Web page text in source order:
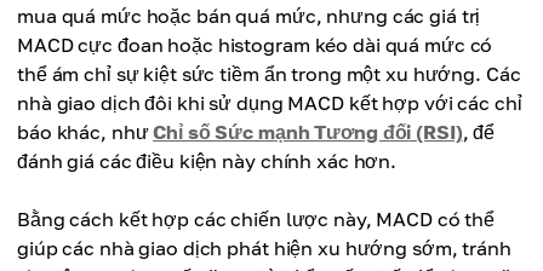
mua quá mức hoặc bán quá mức, nhưng các giá trị
MACD cực đoan hoặc histogram kéo dài quá mức có
thể ám chỉ sự kiệt sức tiềm ẩn trong một xu hướng. Các
nhà giao dịch đôi khi sử dụng MACD kết hợp với các chỉ
báo khác, nhưChỉ số Sức mạnh Tương đối (RSI), để
đánh giá các điều kiện này chính xác hơn.
Bằng cách kết hợp các chiến lược này, MACD có thể
giúp các nhà giao dịch phát hiện xu hướng sớm, tránh